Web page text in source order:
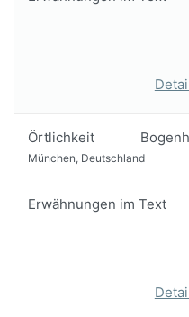
Örtlichkeit
München, Deutschland
Erwähnungen im Text